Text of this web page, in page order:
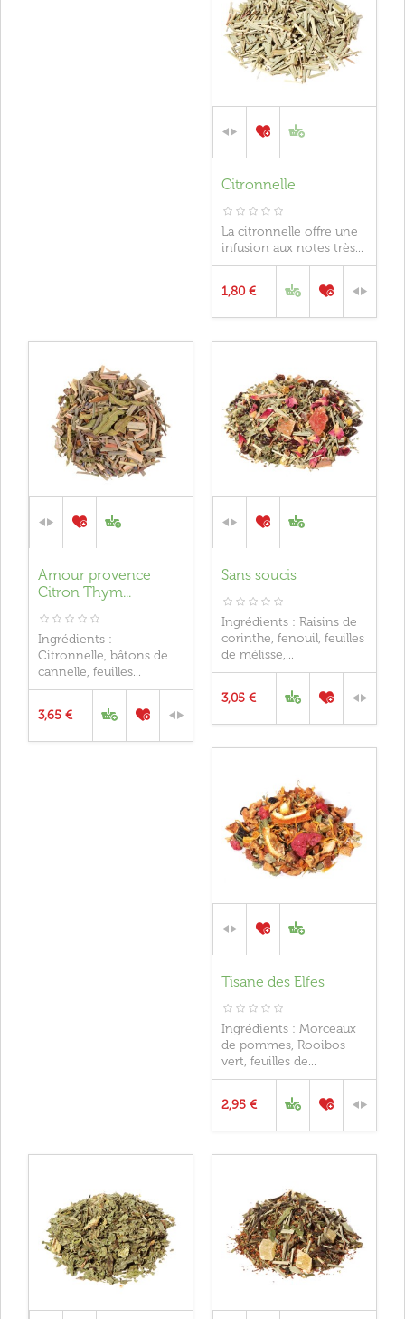
Citronnelle
La citronnelle offre une
infusion aux notes très...
1,80 €
Amour provence
Citron Thym...
Ingrédients :
Citronnelle, bâtons de
cannelle, feuilles...
3,65 €
Sans soucis
Ingrédients : Raisins de
corinthe, fenouil, feuilles
de mélisse,...
3,05 €
Tisane des Elfes
Ingrédients : Morceaux
de pommes, Rooibos
vert, feuilles de...
2,95 €